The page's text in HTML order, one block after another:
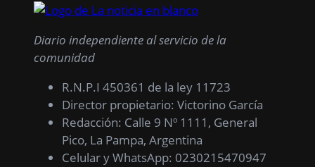
Diario independiente al servicio de la
comunidad
R.N.P.I 450361 de la ley 11723
Director propietario: Victorino García
Redacción: Calle 9 Nº 1111, General
Pico, La Pampa, Argentina
Celular y WhatsApp: 0230215470947